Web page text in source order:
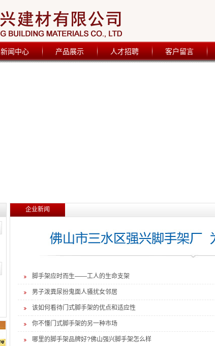
新闻中心 产品展示 人才招聘 客户留言
企业新闻
脚手架应时而生——工人的生命支架
男子泼粪尿扮鬼面人骚扰女邻居
该如何看待门式脚手架的优点和适应性
你不懂门式脚手架的另一种市场
哪里的脚手架品牌好?佛山强兴脚手架怎么样